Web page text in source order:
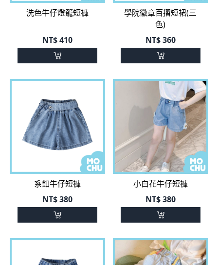
洗色牛仔燈籠短褲
NT$410
學院徽章百摺短裙(三
色)
NT$360
系釦牛仔短褲
NT$380
小白花牛仔短褲
NT$380